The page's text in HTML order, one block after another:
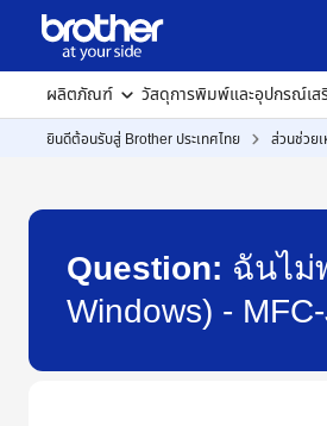
ผลิตภัณฑ์ วัสดุการพิมพ์และอุปกรณ์เส
ยินดีต้อนรับสู่ Brother ประเทศไทย ส่วนช่วย
Question: ฉันไม่
Windows) -